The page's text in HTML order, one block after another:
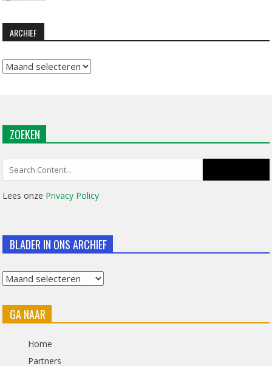
ARCHIEF
Archief
ZOEKEN
Lees onze Privacy Policy
BLADER IN ONS ARCHIEF
Blader
ons
GA NAAR
Home
Partners